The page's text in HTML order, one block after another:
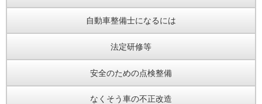
自動車整備士になるには
法定研修等
安全のための点検整備
なくそう車の不正改造